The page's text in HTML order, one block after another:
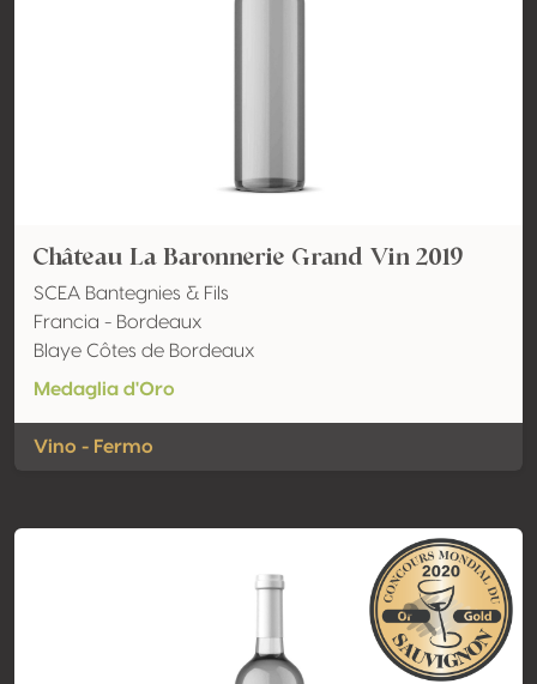
Château La Baronnerie Grand Vin 2019
SCEA Bantegnies & Fils
Francia - Bordeaux
Blaye Côtes de Bordeaux
Medaglia d'Oro
Vino - Fermo